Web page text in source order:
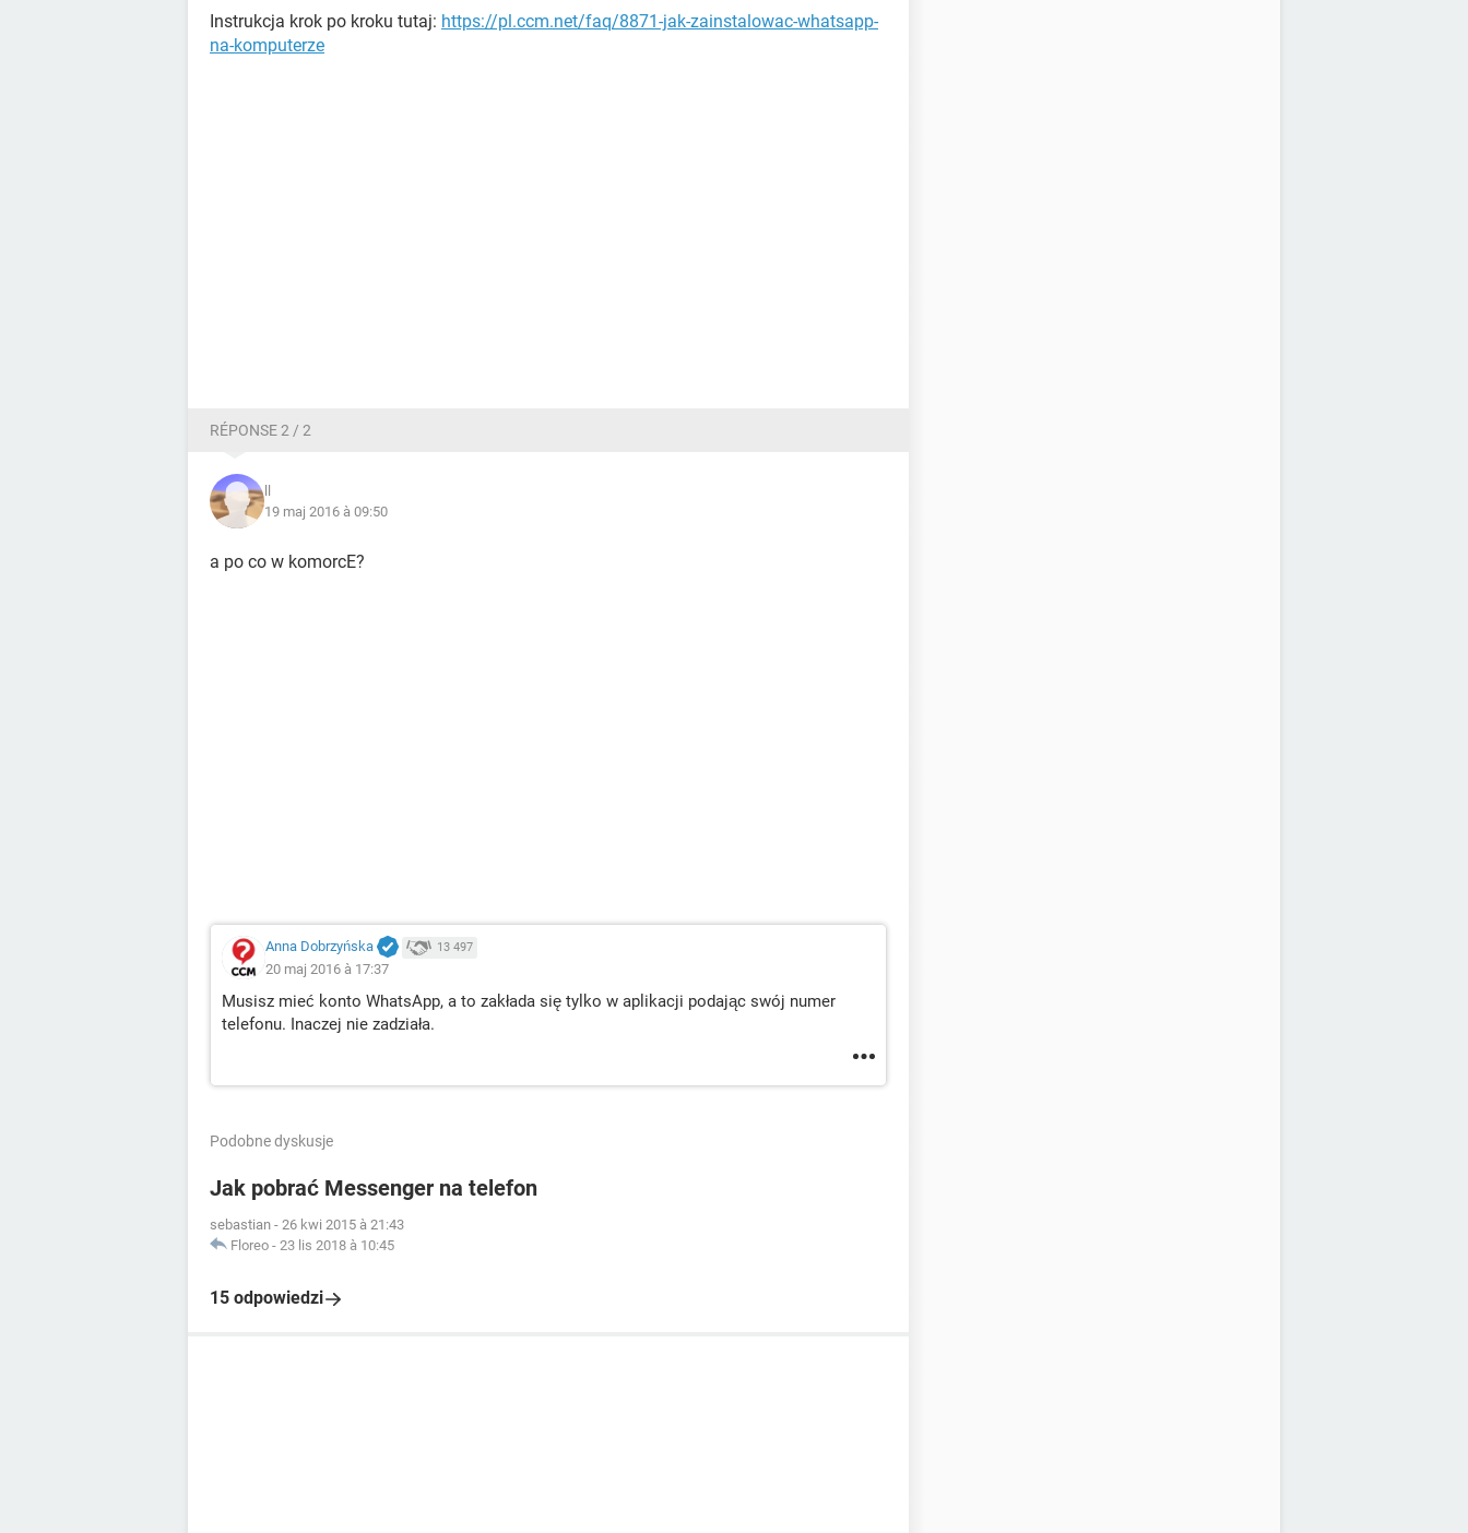
Instrukcja krok po kroku tutaj: https://pl.ccm.net/faq/8871-jak-zainstalowac-whatsapp-
na-komputerze
RÉPONSE 2 / 2
19 maj 2016 à 09:50
a po co w komorcE?
Anna Dobrzyńska 13 497
20 maj 2016 à 17:37
Musisz mieć konto WhatsApp, a to zakłada się tylko w aplikacji podając swój numer
telefonu. Inaczej nie zadziała.
Podobne dyskusje
Jak pobrać Messenger na telefon
sebastian - 26 kwi 2015 à 21:43
Floreo - 23 lis 2018 à 10:45
15 odpowiedzi